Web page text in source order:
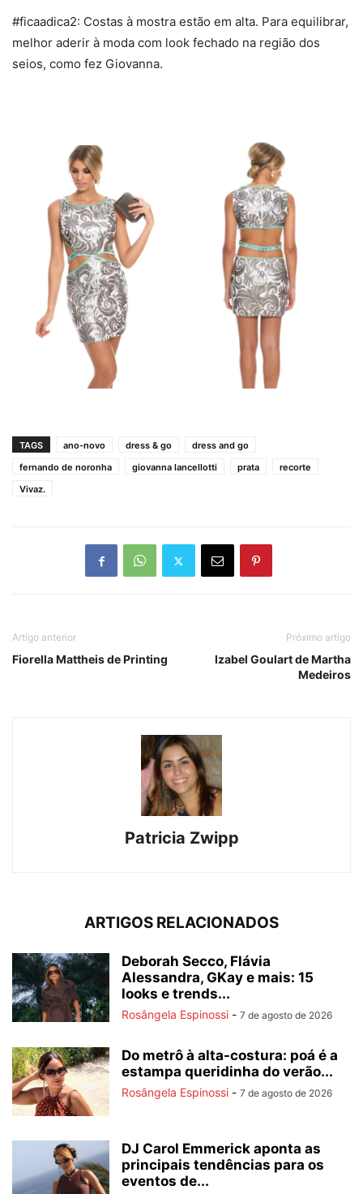
#ficaadica2: Costas à mostra estão em alta. Para equilibrar,
melhor aderir à moda com look fechado na região dos
seios, como fez Giovanna.
TAGS ano-novo dress & go
dress and go
fernando de noronha
giovanna lancellotti prata
recorte
Vivaz.
Artigo anterior
Fiorella Mattheis de Printing
Próximo artigo
Izabel Goulart de Martha
Medeiros
Patricia Zwipp
ARTIGOS RELACIONADOS
Deborah Secco, Flávia
Alessandra, GKay e mais: 15
looks e trends...
Rosângela Espinossi - 7 de agosto de 2026
Do metrô à alta-costura: poá é a
estampa queridinha do verão...
Rosângela Espinossi - 7 de agosto de 2026
DJ Carol Emmerick aponta as
principais tendências para os
eventos de...